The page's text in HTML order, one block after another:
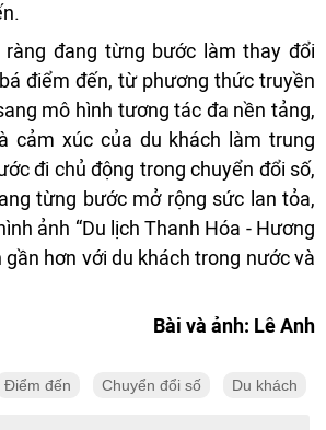
ràng đang từng bước làm thay đổi
điểm đến, từ phương thức truyền
mô hình tương tác đa nền tảng,
cảm xúc của du khách làm trung
đi chủ động trong chuyển đổi số,
từng bước mở rộng sức lan tỏa,
ảnh “Du lịch Thanh Hóa - Hương
gần hơn với du khách trong nước và
Bài và ảnh: Lê Anh
Điểm đến Chuyển đổi số Du khách